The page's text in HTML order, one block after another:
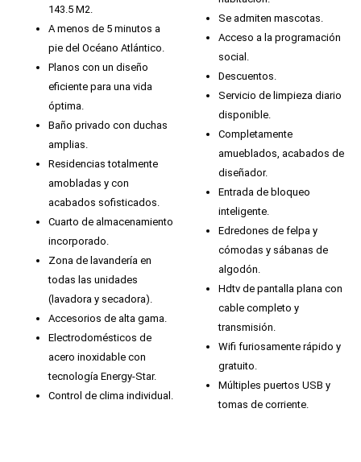
143.5 M2.
A menos de 5 minutos a
pie del Océano Atlántico.
Planos con un diseño
eficiente para una vida
óptima.
Baño privado con duchas
amplias.
Residencias totalmente
amobladas y con
acabados sofisticados.
Cuarto de almacenamiento
incorporado.
Zona de lavandería en
todas las unidades
(lavadora y secadora).
Accesorios de alta gama.
Electrodomésticos de
acero inoxidable con
tecnología Energy-Star.
Control de clima individual.
Se admiten mascotas.
Acceso a la programación
social.
Descuentos.
Servicio de limpieza diario
disponible.
Completamente
amueblados, acabados de
diseñador.
Entrada de bloqueo
inteligente.
Edredones de felpa y
cómodas y sábanas de
algodón.
Hdtv de pantalla plana con
cable completo y
transmisión.
Wifi furiosamente rápido y
gratuito.
Múltiples puertos USB y
tomas de corriente.